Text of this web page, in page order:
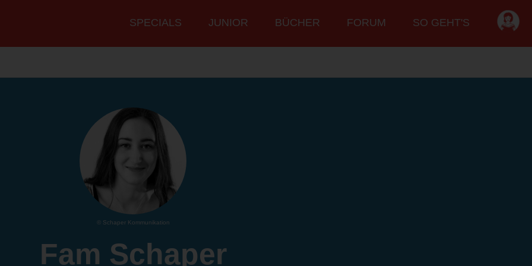
Hauptmenü
SPECIALS JUNIOR BÜCHER FORUM SO GEHT'S
© Schaper Kommunikation
Fam Schaper